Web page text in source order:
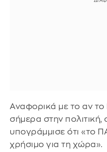
Αναφορικά με το αν
σήμερα στην πολιτική,
υπογράμμισε ότι «το
χρήσιμο για τη χώρα».